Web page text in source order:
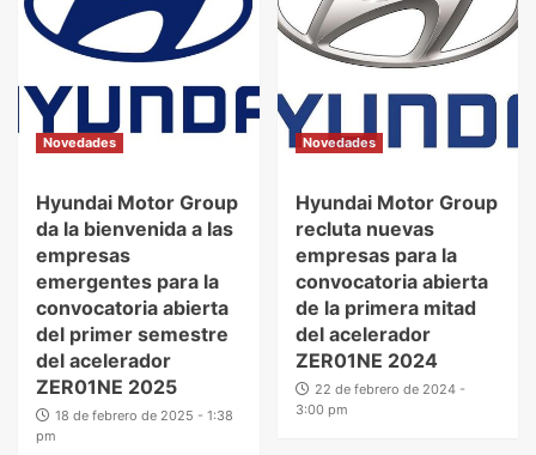
Novedades
Hyundai Motor Group
da la bienvenida a las
empresas
emergentes para la
convocatoria abierta
del primer semestre
del acelerador
ZER01NE 2025
18 de febrero de 2025 - 1:38
pm
Novedades
Hyundai Motor Group
recluta nuevas
empresas para la
convocatoria abierta
de la primera mitad
del acelerador
ZER01NE 2024
22 de febrero de 2024 -
3:00 pm